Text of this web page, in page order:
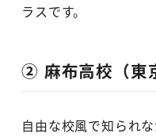
ラスです。
② 麻布高校（東
自由な校風で知られ